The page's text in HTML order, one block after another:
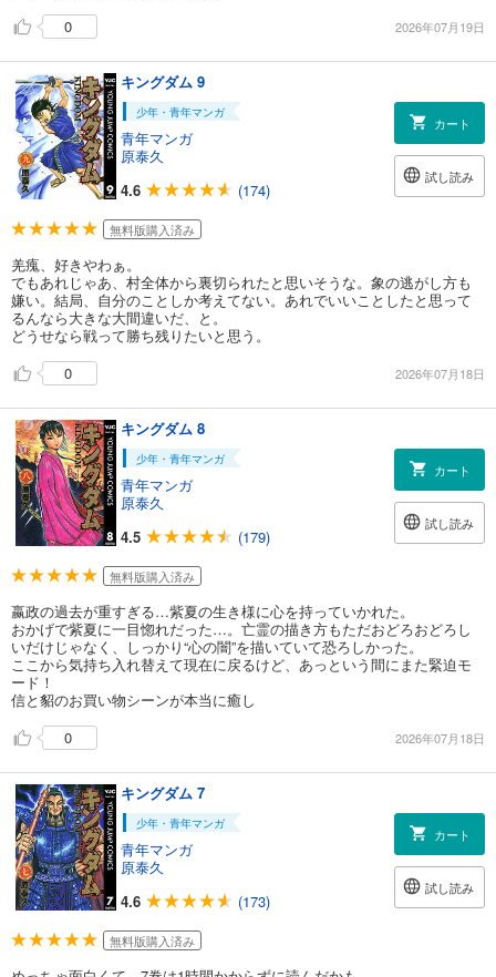
0
2026年07月19日
キングダム 9
少年・青年マンガ
青年マンガ
原泰久
4.6
(174)
カート
試し読み
無料版購入済み
羌瘣、好きやわぁ。
でもあれじゃあ、村全体から裏切られたと思いそうな。象の逃がし方も
嫌い。結局、自分のことしか考えてない。あれでいいことしたと思って
るんなら大きな大間違いだ、と。
どうせなら戦って勝ち残りたいと思う。
0
2026年07月18日
キングダム 8
少年・青年マンガ
青年マンガ
原泰久
4.5
(179)
カート
試し読み
無料版購入済み
嬴政の過去が重すぎる…紫夏の生き様に心を持っていかれた。
おかげで紫夏に一目惚れだった…。亡霊の描き方もただおどろおどろし
いだけじゃなく、しっかり“心の闇”を描いていて恐ろしかった。
ここから気持ち入れ替えて現在に戻るけど、あっという間にまた緊迫モ
ード！
信と貂のお買い物シーンが本当に癒し
0
2026年07月18日
キングダム 7
少年・青年マンガ
青年マンガ
原泰久
4.6
(173)
カート
試し読み
無料版購入済み